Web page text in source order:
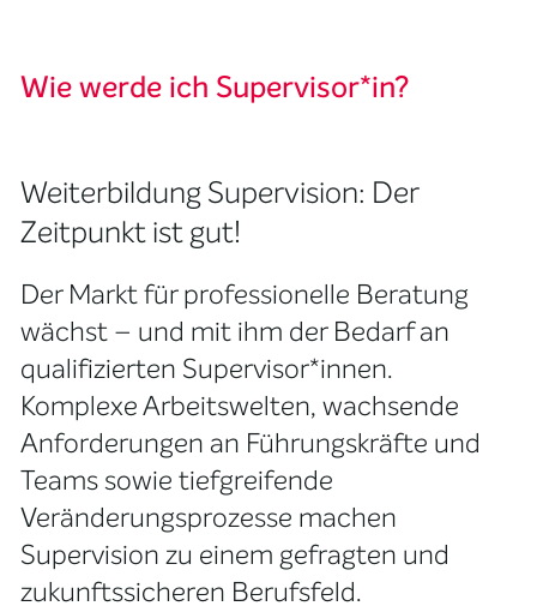
Wie werde ich Supervisor*in?
Weiterbildung Supervision: Der
Zeitpunkt ist gut!
Der Markt für professionelle Beratung
wächst – und mit ihm der Bedarf an
qualifizierten Supervisor*innen.
Komplexe Arbeitswelten, wachsende
Anforderungen an Führungskräfte und
Teams sowie tiefgreifende
Veränderungsprozesse machen
Supervision zu einem gefragten und
zukunftssicheren Berufsfeld.